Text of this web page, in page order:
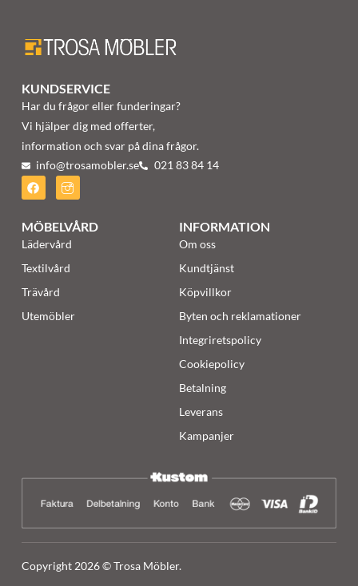
KUNDSERVICE
Har du frågor eller funderingar?
Vi hjälper dig med offerter,
information och svar på dina frågor.
info@trosamobler.se 021 83 84 14
MÖBELVÅRD
Lädervård
Textilvård
Trävård
Utemöbler
INFORMATION
Om oss
Kundtjänst
Köpvillkor
Byten och reklamationer
Integriretspolicy
Cookiepolicy
Betalning
Leverans
Kampanjer
Copyright 2026 © Trosa Möbler.